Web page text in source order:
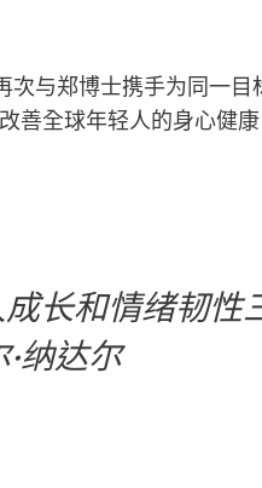
次与郑博士携手为同一目
善全球年轻人的身心健康
长和情绪韧性
纳达尔